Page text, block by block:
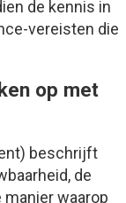
de kennis in
vereisten die
op met
beschrijft
de
waarop